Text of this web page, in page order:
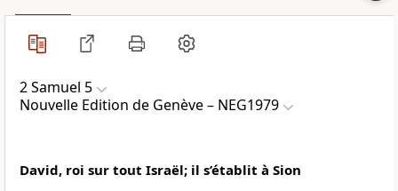
2 Samuel 5
Nouvelle Edition de Genève – NEG1979
David, roi sur tout Israël; il s’établit à Sion